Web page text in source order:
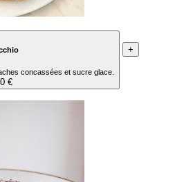
concassées et sucre glace.
€
+